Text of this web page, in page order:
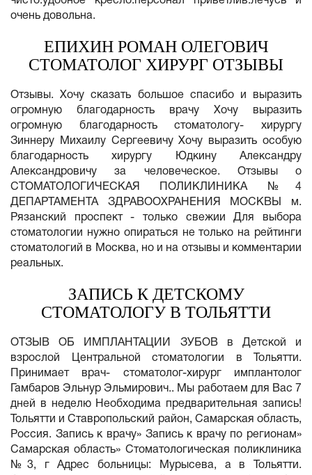
очень довольна.
ЕПИХИН РОМАН ОЛЕГОВИЧ
СТОМАТОЛОГ ХИРУРГ ОТЗЫВЫ
Отзывы. Хочу сказать большое спасибо и выразить
огромную благодарность врачу Хочу выразить
огромную благодарность стоматологу- хирургу
Зиннеру Михаилу Сергеевичу Хочу выразить особую
благодарность хирургу Юдкину Александру
Александровичу за человеческое. Отзывы о
СТОМАТОЛОГИЧЕСКАЯ ПОЛИКЛИНИКА №4
ДЕПАРТАМЕНТА ЗДРАВООХРАНЕНИЯ МОСКВЫ м.
Рязанский проспект - только свежии Для выбора
стоматологии нужно опираться не только на рейтинги
стоматологий в Москва, но и на отзывы и комментарии
реальных.
ЗАПИСЬ К ДЕТСКОМУ
СТОМАТОЛОГУ В ТОЛЬЯТТИ
ОТЗЫВ ОБ ИМПЛАНТАЦИИ ЗУБОВ в Детской и
взрослой Центральной стоматологии в Тольятти.
Принимает врач- стоматолог-хирург имплантолог
Гамбаров Эльнур Эльмирович.. Мы работаем для Вас 7
дней в неделю Необходима предварительная запись!
Тольятти и Ставропольский район, Самарская область,
Россия. Запись к врачу» Запись к врачу по регионам»
Самарская область» Стоматологическая поликлиника
№3, г Адрес больницы: Мурысева, а в Тольятти.